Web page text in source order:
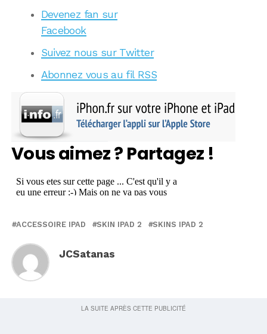
Devenez fan sur
Facebook
Suivez nous sur Twitter
Abonnez vous au fil RSS
Vous aimez ? Partagez !
ACCESSOIRE IPAD SKIN IPAD 2 SKINS IPAD 2
JCSatanas